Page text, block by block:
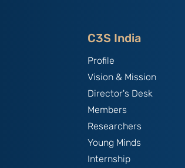
C3S India
Profile
Vision & Mission
Director's Desk
Members
Researchers
Young Minds
Internship